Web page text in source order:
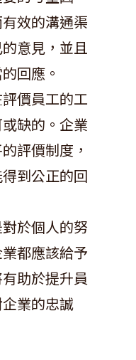
效的溝通渠
意見，並且
回應。
評價員工的工
缺的。企業
評價制度，
到公正的回
對於個人的努
都應該給予
助於提升員
業的忠誠